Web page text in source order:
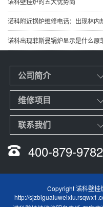
诺科附近锅炉维修电话：出现林内
诺科出现菲斯曼锅炉显示是什么原
公司简介
维修项目
联系我们
400-879-9782
Copyright 诺科壁挂
http://